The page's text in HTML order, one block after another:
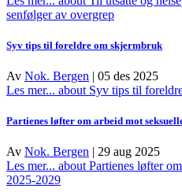
senfølger av overgrep
Syv tips til foreldre om skjermbruk
Av Nok. Bergen | 05 des 2025
Les mer... about Syv tips til
Partienes løfter om arbeid mot
Av Nok. Bergen | 29 aug 2025
Les mer... about Partienes løfter
2025-2029